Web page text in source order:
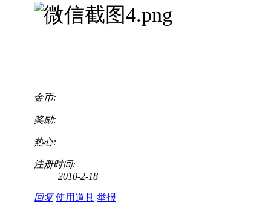
金币:
奖励:
热心:
注册时间:
2010-2-18
回复 使用道具 举报